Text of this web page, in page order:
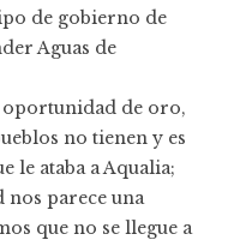
de gobierno de
Aguas de
oportunidad de oro,
no tienen y es
le ataba a Aqualia;
nos parece una
que no se llegue a